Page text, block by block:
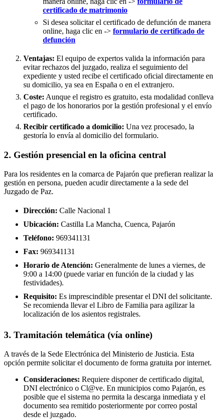
certificado de matrimonio
Si desea solicitar el certificado de defunción de manera
online, haga clic en -> formulario de certificado de
defunción
Ventajas: El equipo de expertos valida la información para
evitar rechazos del juzgado, realiza el seguimiento del
expediente y usted recibe el certificado oficial directamente en
su domicilio, ya sea en España o en el extranjero.
Coste: Aunque el registro es gratuito, esta modalidad conlleva
el pago de los honorarios por la gestión profesional y el envío
certificado.
Recibir certificado a domicilio: Una vez procesado, la
gestoría lo envía al domicilio del formulario.
2. Gestión presencial en la oficina central
Para los residentes en la comarca de Pajarón que prefieran realizar la
gestión en persona, pueden acudir directamente a la sede del
Juzgado de Paz.
Dirección: Calle Nacional 1
Ubicación: Castilla La Mancha, Cuenca, Pajarón
Teléfono: 969341131
Fax: 969341131
Horario de Atención: Generalmente de lunes a viernes, de
9:00 a 14:00 (puede variar en función de la ciudad y las
festividades).
Requisito: Es imprescindible presentar el DNI del solicitante.
Se recomienda llevar el Libro de Familia para agilizar la
localización de los asientos registrales.
3. Tramitación telemática (vía online)
A través de la Sede Electrónica del Ministerio de Justicia. Esta
opción permite solicitar el documento de forma gratuita por internet.
Consideraciones: Requiere disponer de certificado digital,
DNI electrónico o Cl@ve. En municipios como Pajarón, es
posible que el sistema no permita la descarga inmediata y el
documento sea remitido posteriormente por correo postal
desde el juzgado.